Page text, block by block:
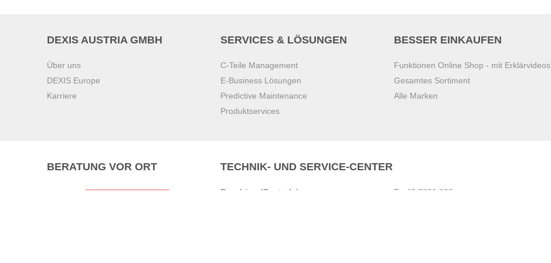
DEXIS AUSTRIA GMBH
Über uns
DEXIS Europe
Karriere
SERVICES & LÖSUNGEN
C-Teile Management
E-Business Lösungen
Predictive Maintenance
Produktservices
BESSER EINKAUFEN
Funktionen Online Shop - mit Erklärvideos
Gesamtes Sortiment
Alle Marken
BERATUNG VOR ORT TECHNIK- UND SERVICE-CENTER
Pasching (Zentrale)
T
+43 7221 223